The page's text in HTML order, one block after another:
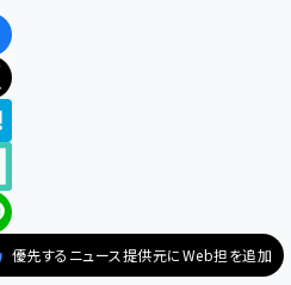
シェアする
ポストする
LINEで送る
優先するニュース提供元にWeb担を追加